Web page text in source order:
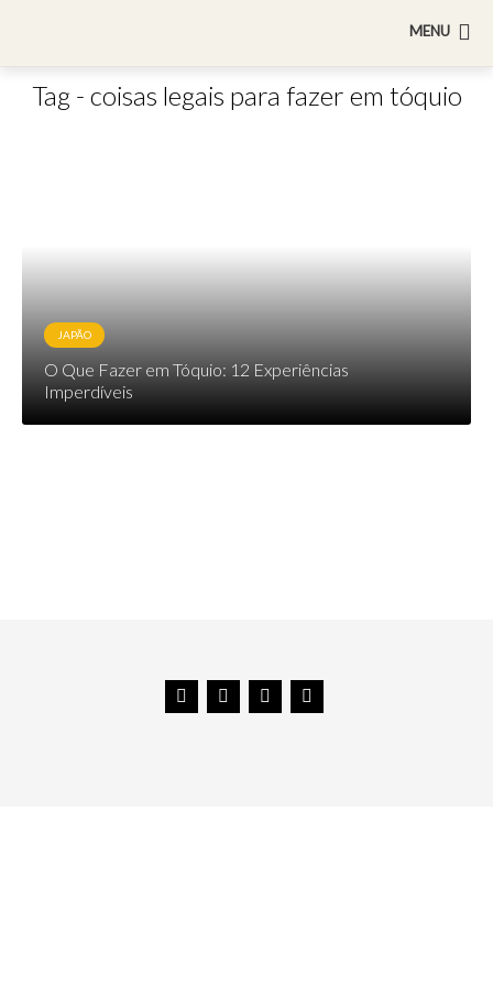
MENU
Tag - coisas legais para fazer em tóquio
JAPÃO
O Que Fazer em Tóquio: 12 Experiências
Imperdíveis